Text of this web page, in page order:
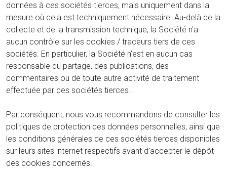
données à ces sociétés tierces, mais uniquement dans la
mesure où cela est techniquement nécessaire. Au-delà de la
collecte et de la transmission technique, la Société n'a
aucun contrôle sur les cookies / traceurs tiers de ces
sociétés. En particulier, la Société n’est en aucun cas
responsable du partage, des publications, des
commentaires ou de toute autre activité de traitement
effectuée par ces sociétés tierces.
Par conséquent, nous vous recommandons de consulter les
politiques de protection des données personnelles, ainsi que
les conditions générales de ces sociétés tierces disponibles
sur leurs sites internet respectifs avant d’accepter le dépôt
des cookies concernés.